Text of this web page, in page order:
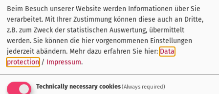
Beim Besuch unserer Website werden Informationen über Sie
verarbeitet. Mit Ihrer Zustimmung können diese auch an Dritte,
z.B. zum Zweck der statistischen Auswertung, übermittelt
werden. Sie können die hier vorgenommenen Einstellungen
jederzeit abändern. Mehr dazu erfahren Sie hier: Data
protection / Impressum.
Technically necessary cookies(Always required)